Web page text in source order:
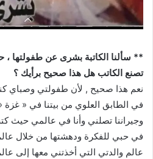
** سألنا الكاتبة بشرى عن طفولتها
تصنع الكاتب هل هذا صحيح برأيك ؟
نعم هذا صحيح , لأن طفولتي وصباي
في الطابق العلوي من بيتنا في «
وجيراننا تصلني وأنا في عالمي حيث
في حبي للفكرة ودهشتها من خلال عالم
عالم والدتي التي أخذتني معها إلى